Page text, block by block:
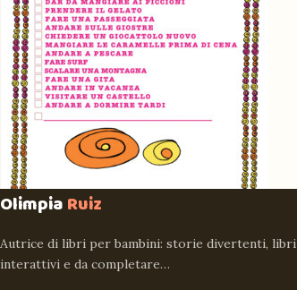
OlimpiaRuiz
Autrice di libri per bambini: storie divertenti, libri
interattivi e da completare…